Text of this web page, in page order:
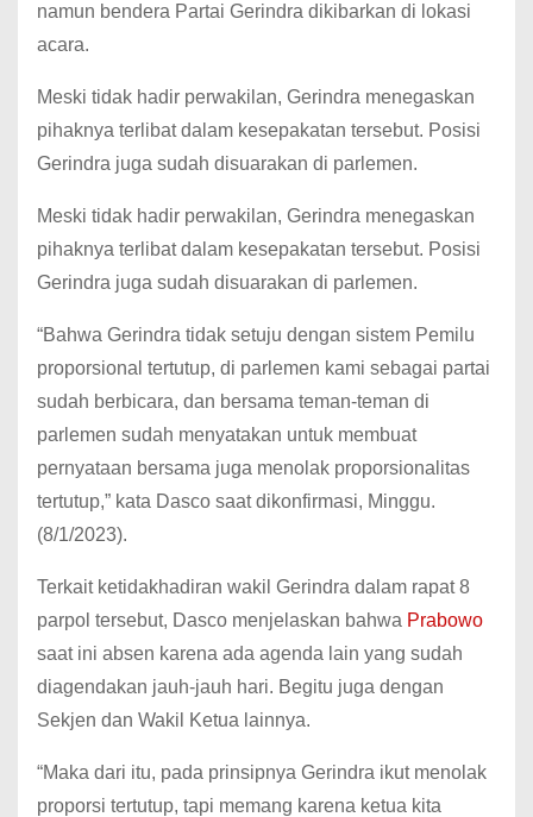
namun bendera Partai Gerindra dikibarkan di lokasi
acara.
Meski tidak hadir perwakilan, Gerindra menegaskan
pihaknya terlibat dalam kesepakatan tersebut. Posisi
Gerindra juga sudah disuarakan di parlemen.
Meski tidak hadir perwakilan, Gerindra menegaskan
pihaknya terlibat dalam kesepakatan tersebut. Posisi
Gerindra juga sudah disuarakan di parlemen.
“Bahwa Gerindra tidak setuju dengan sistem Pemilu
proporsional tertutup, di parlemen kami sebagai partai
sudah berbicara, dan bersama teman-teman di
parlemen sudah menyatakan untuk membuat
pernyataan bersama juga menolak proporsionalitas
tertutup,” kata Dasco saat dikonfirmasi, Minggu.
(8/1/2023).
Terkait ketidakhadiran wakil Gerindra dalam rapat 8
parpol tersebut, Dasco menjelaskan bahwa Prabowo
saat ini absen karena ada agenda lain yang sudah
diagendakan jauh-jauh hari. Begitu juga dengan
Sekjen dan Wakil Ketua lainnya.
“Maka dari itu, pada prinsipnya Gerindra ikut menolak
proporsi tertutup, tapi memang karena ketua kita